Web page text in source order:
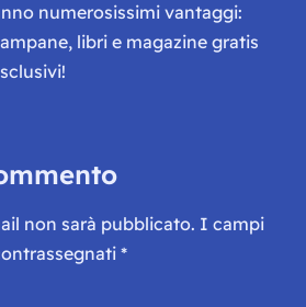
numerosissimi vantaggi:
libri e magazine gratis
non sarà pubblicato. I campi
*